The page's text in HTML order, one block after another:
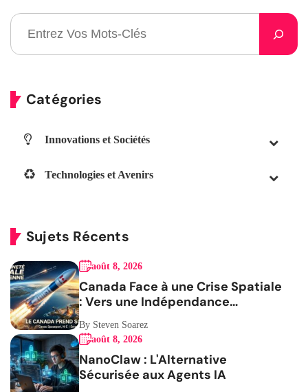
Catégories
Innovations et Sociétés
Technologies et Avenirs
Sujets Récents
août 8, 2026
Canada Face à une Crise Spatiale
: Vers une Indépendance
Stratégique
By Steven Soarez
août 8, 2026
NanoClaw : L'Alternative
Sécurisée aux Agents IA